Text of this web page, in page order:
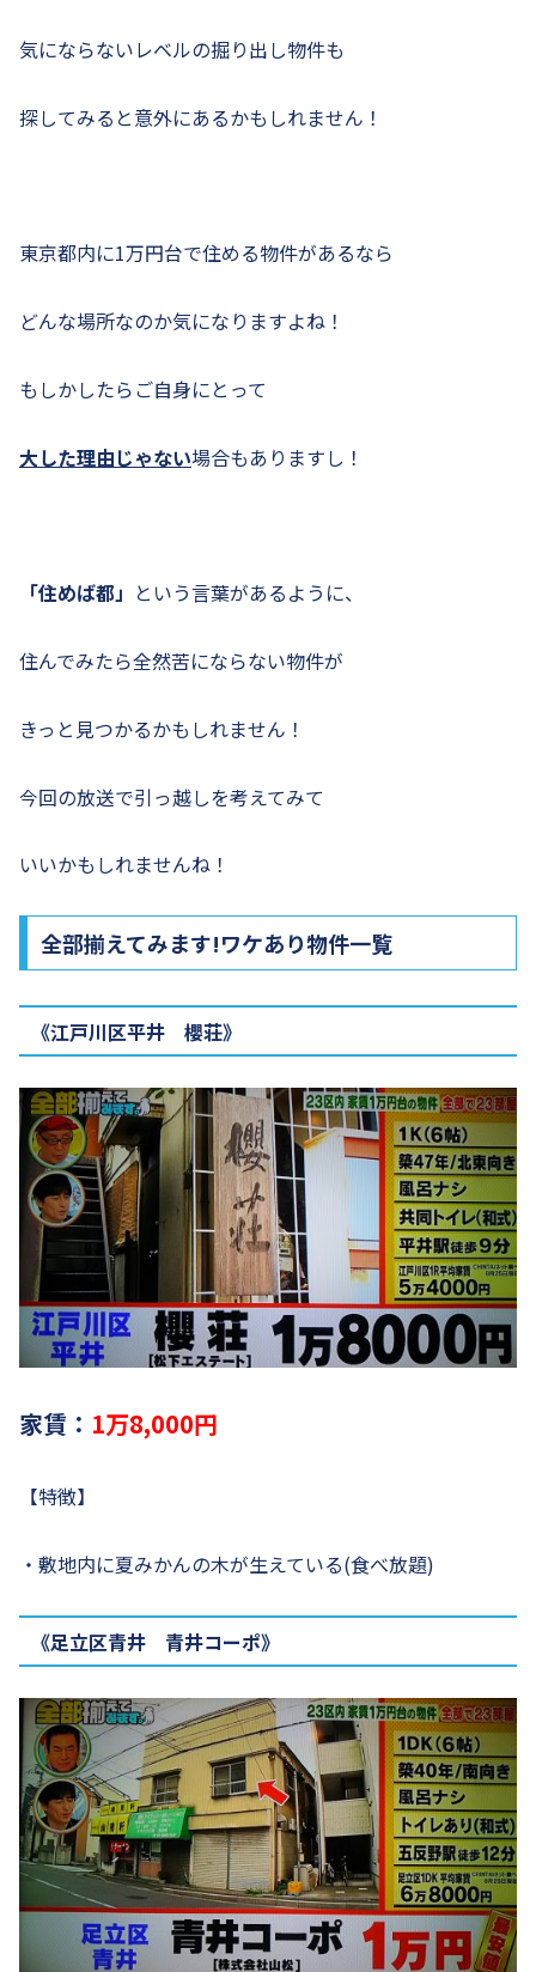
気にならないレベルの掘り出し物件も
探してみると意外にあるかもしれません！
東京都内に1万円台で住める物件があるなら
どんな場所なのか気になりますよね！
もしかしたらご自身にとって
大した理由じゃない場合もありますし！
「住めば都」 という言葉があるように、
住んでみたら全然苦にならない物件が
きっと見つかるかもしれません！
今回の放送で引っ越しを考えてみて
いいかもしれませんね！
全部揃えてみます!ワケあり物件一覧
《江戸川区平井 櫻荘》
家賃： 1万8,000円
【特徴】
・敷地内に夏みかんの木が生えている(食べ放題)
《足立区青井 青井コーポ》